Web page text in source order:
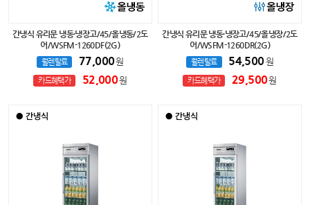
간냉식 유리문 냉동·냉장고/45/올냉동/2도
어/WSFM-1260DF(2G)
월렌탈료 77,000원
카드혜택가 52,000원
간냉식 유리문 냉동·냉장고/45/올냉장/2도
어/WSFM-1260DR(2G)
월렌탈료 54,500원
카드혜택가 29,500원